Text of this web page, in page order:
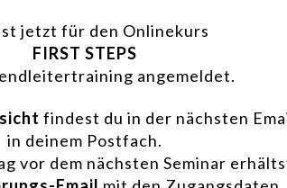
jetzt für den Onlinekurs
FIRST STEPS
angemeldet.
findest du in der nächsten
in deinem Postfach.
vor dem nächsten Seminar